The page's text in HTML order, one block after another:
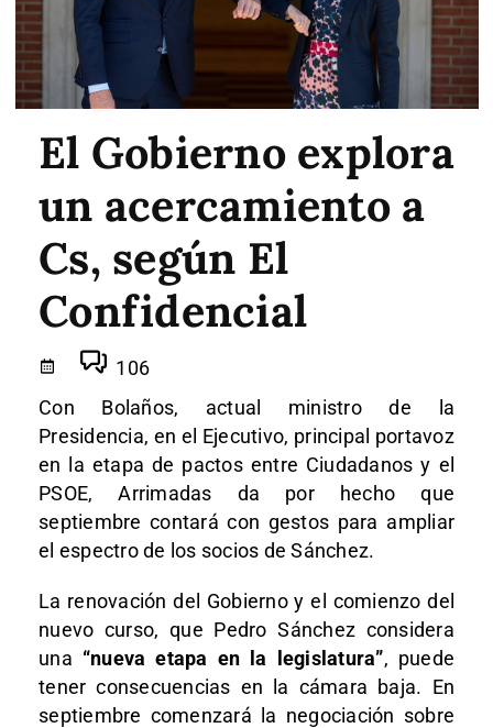
El Gobierno explora
un acercamiento a
Cs, según El
Confidencial
106
Con Bolaños, actual ministro de la
Presidencia, en el Ejecutivo, principal portavoz
en la etapa de pactos entre Ciudadanos y el
PSOE, Arrimadas da por hecho que
septiembre contará con gestos para ampliar
el espectro de los socios de Sánchez.
La renovación del Gobierno y el comienzo del
nuevo curso, que Pedro Sánchez considera
una “nueva etapa en la legislatura”, puede
tener consecuencias en la cámara baja. En
septiembre comenzará la negociación sobre